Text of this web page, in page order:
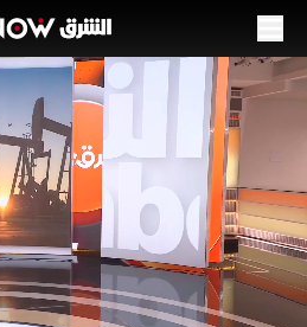
الموسم 2026
رقائق الذاكرة تحت ضغط
والعملات المشفرة تترقب
23 يونيو 2026 49:25 اقتصاد
شرق غرب
تضغط مراكز البيانات والذكاء الاصطناعي على